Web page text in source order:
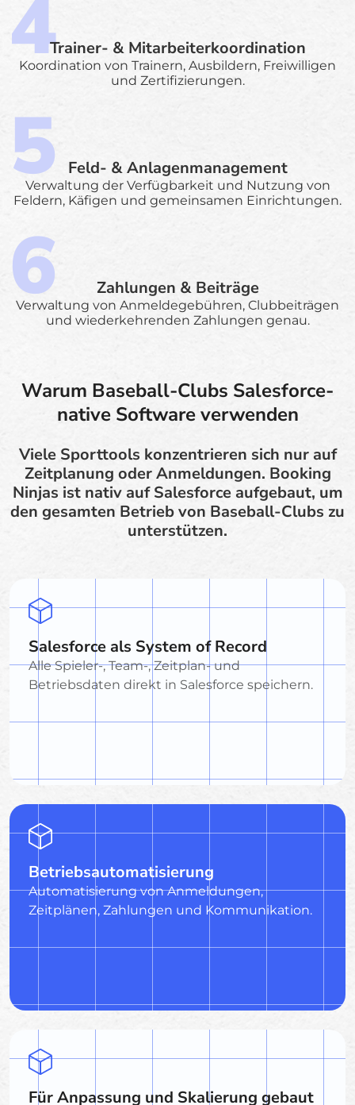
Trainer- & Mitarbeiterkoordination
Koordination von Trainern, Ausbildern, Freiwilligen
und Zertifizierungen.
Feld- & Anlagenmanagement
Verwaltung der Verfügbarkeit und Nutzung von
Feldern, Käfigen und gemeinsamen Einrichtungen.
Zahlungen & Beiträge
Verwaltung von Anmeldegebühren, Clubbeiträgen
und wiederkehrenden Zahlungen genau.
Warum Baseball-Clubs Salesforce-
native Software verwenden
Viele Sporttools konzentrieren sich nur auf
Zeitplanung oder Anmeldungen. Booking
Ninjas ist nativ auf Salesforce aufgebaut, um
den gesamten Betrieb von Baseball-Clubs zu
unterstützen.
Salesforce als System of Record
Alle Spieler-, Team-, Zeitplan- und
Betriebsdaten direkt in Salesforce speichern.
Betriebsautomatisierung
Automatisierung von Anmeldungen,
Zeitplänen, Zahlungen und Kommunikation.
Für Anpassung und Skalierung gebaut